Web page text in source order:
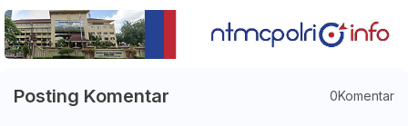
Posting Komentar 0Komentar